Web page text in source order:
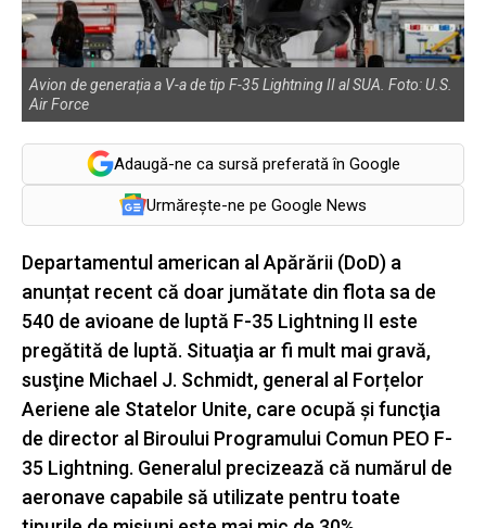
Avion de generația a V-a de tip F-35 Lightning II al SUA. Foto: U.S.
Air Force
Adaugă-ne ca sursă preferată în Google
Urmărește-ne pe Google News
Departamentul american al Apărării (DoD) a
anunțat recent că doar jumătate din flota sa de
540 de avioane de luptă F-35 Lightning II este
pregătită de luptă. Situaţia ar fi mult mai gravă,
susţine Michael J. Schmidt, general al Forțelor
Aeriene ale Statelor Unite, care ocupă şi funcţia
de director al Biroului Programului Comun PEO F-
35 Lightning. Generalul precizează că numărul de
aeronave capabile să utilizate pentru toate